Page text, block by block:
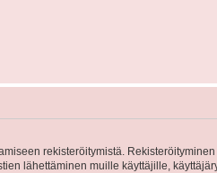
rekisteröitymistä.
lähettäminen muille käyttäjille,